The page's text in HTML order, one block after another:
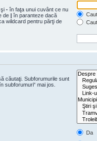
- în faţa unui cuvânt ce nu
de | în paranteze dacă
wildcard pentru părţi de
căutaţi. Subforumurile sunt
subforumuri“ mai jos.
Da